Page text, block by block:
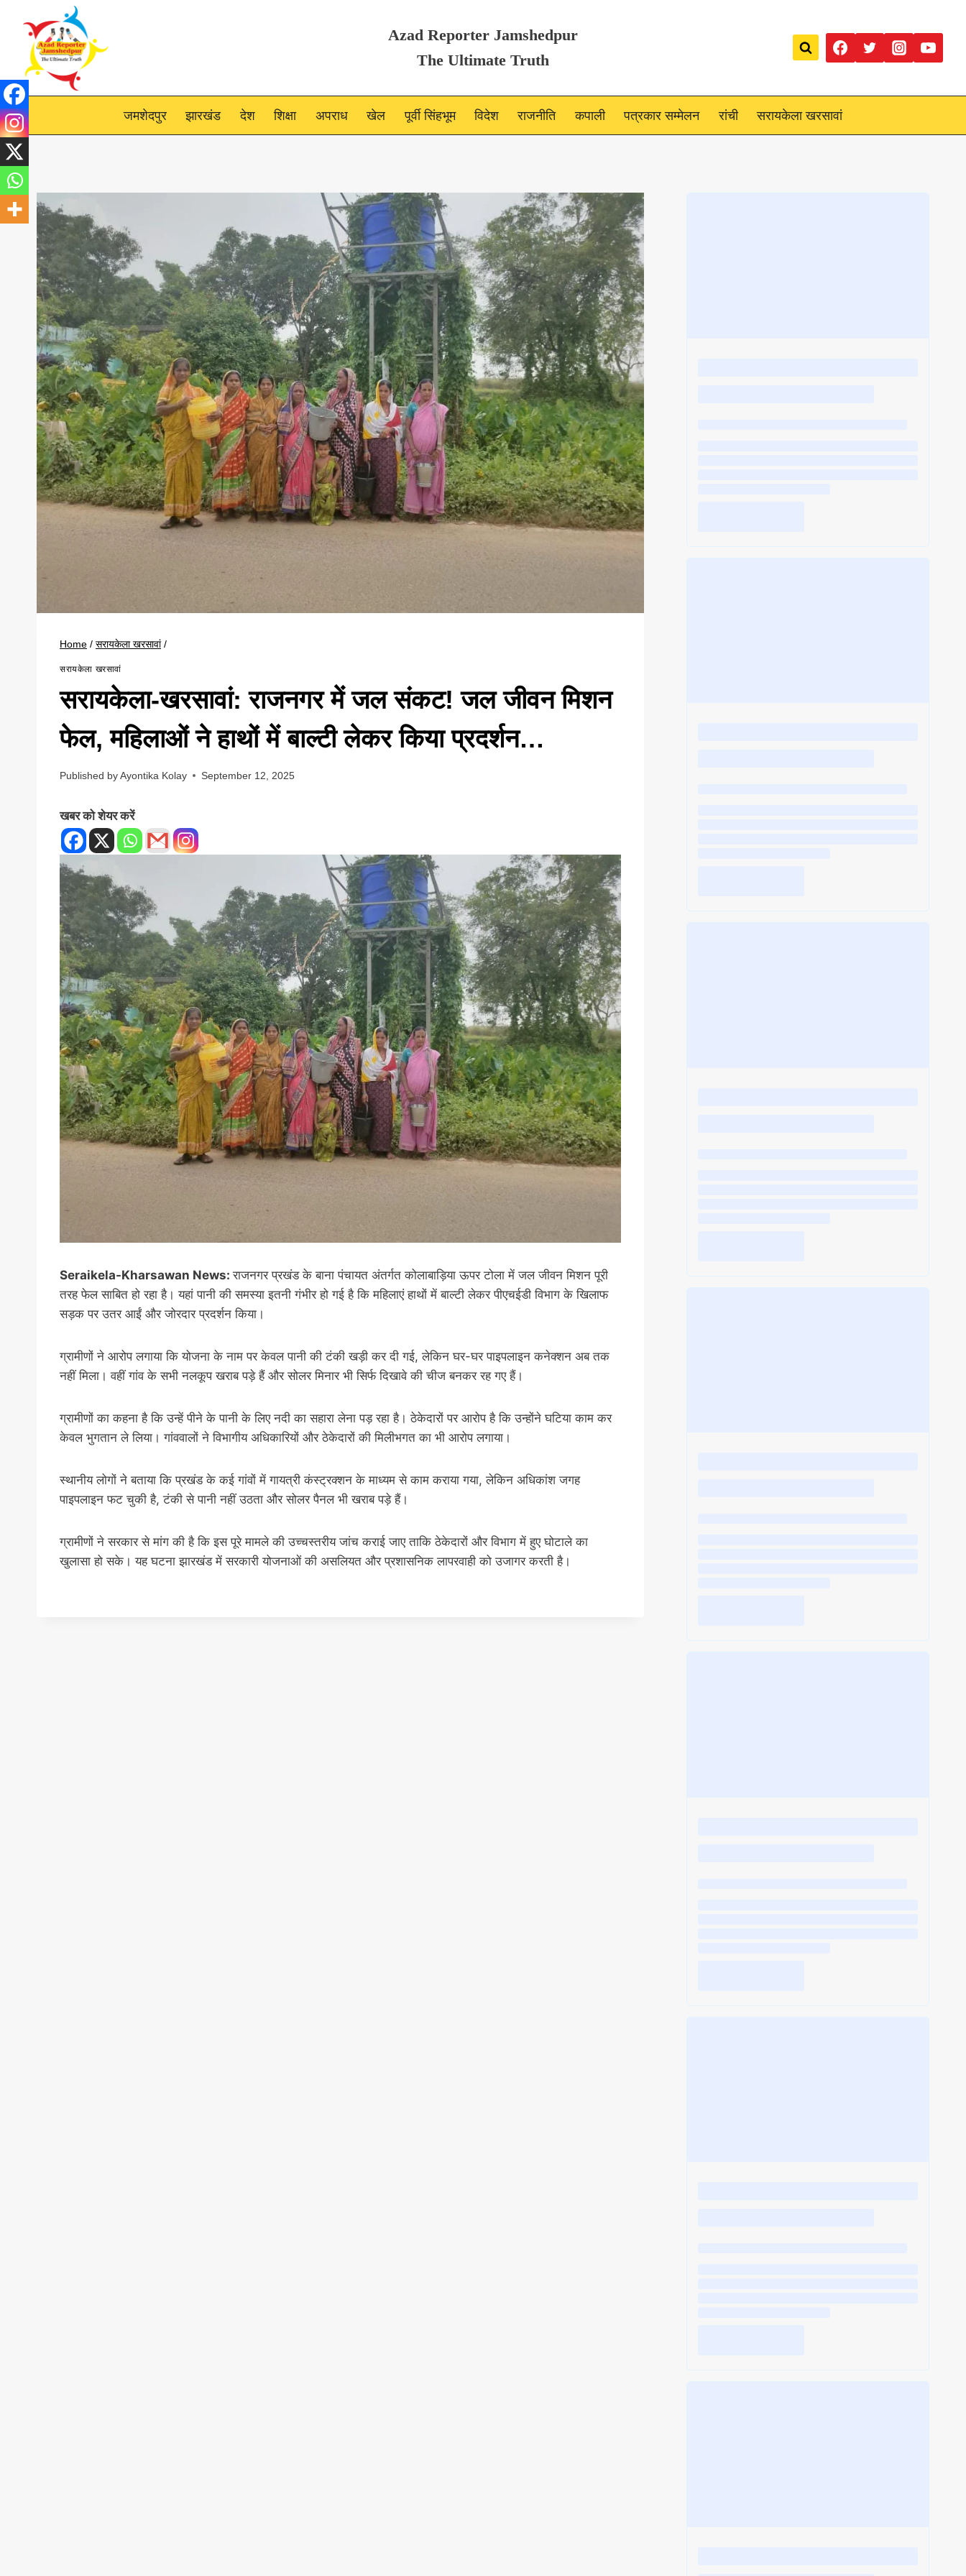
content
Azad Reporter Jamshedpur
The Ultimate Truth
जमशेदपुर झारखंड देश शिक्षा अपराध खेल पूर्वी सिंहभूम विदेश राजनीति कपाली पत्रकार सम्मेलन रांची सरायकेला खरसावां
Home / सरायकेला खरसावां /
सरायकेला खरसावां
सरायकेला-खरसावां: राजनगर में जल संकट! जल जीवन मिशन
फेल, महिलाओं ने हाथों में बाल्टी लेकर किया प्रदर्शन…
Published by Ayontika Kolay September 12, 2025
खबर को शेयर करें
Seraikela-Kharsawan News:राजनगर प्रखंड के बाना पंचायत अंतर्गत कोलाबाड़िया ऊपर टोला में जल जीवन मिशन पूरी
तरह फेल साबित हो रहा है। यहां पानी की समस्या इतनी गंभीर हो गई है कि महिलाएं हाथों में बाल्टी लेकर पीएचईडी विभाग के खिलाफ
सड़क पर उतर आईं और जोरदार प्रदर्शन किया।
ग्रामीणों ने आरोप लगाया कि योजना के नाम पर केवल पानी की टंकी खड़ी कर दी गई, लेकिन घर-घर पाइपलाइन कनेक्शन अब तक
नहीं मिला। वहीं गांव के सभी नलकूप खराब पड़े हैं और सोलर मिनार भी सिर्फ दिखावे की चीज बनकर रह गए हैं।
ग्रामीणों का कहना है कि उन्हें पीने के पानी के लिए नदी का सहारा लेना पड़ रहा है। ठेकेदारों पर आरोप है कि उन्होंने घटिया काम कर
केवल भुगतान ले लिया। गांववालों ने विभागीय अधिकारियों और ठेकेदारों की मिलीभगत का भी आरोप लगाया।
स्थानीय लोगों ने बताया कि प्रखंड के कई गांवों में गायत्री कंस्ट्रक्शन के माध्यम से काम कराया गया, लेकिन अधिकांश जगह
पाइपलाइन फट चुकी है, टंकी से पानी नहीं उठता और सोलर पैनल भी खराब पड़े हैं।
ग्रामीणों ने सरकार से मांग की है कि इस पूरे मामले की उच्चस्तरीय जांच कराई जाए ताकि ठेकेदारों और विभाग में हुए घोटाले का
खुलासा हो सके। यह घटना झारखंड में सरकारी योजनाओं की असलियत और प्रशासनिक लापरवाही को उजागर करती है।